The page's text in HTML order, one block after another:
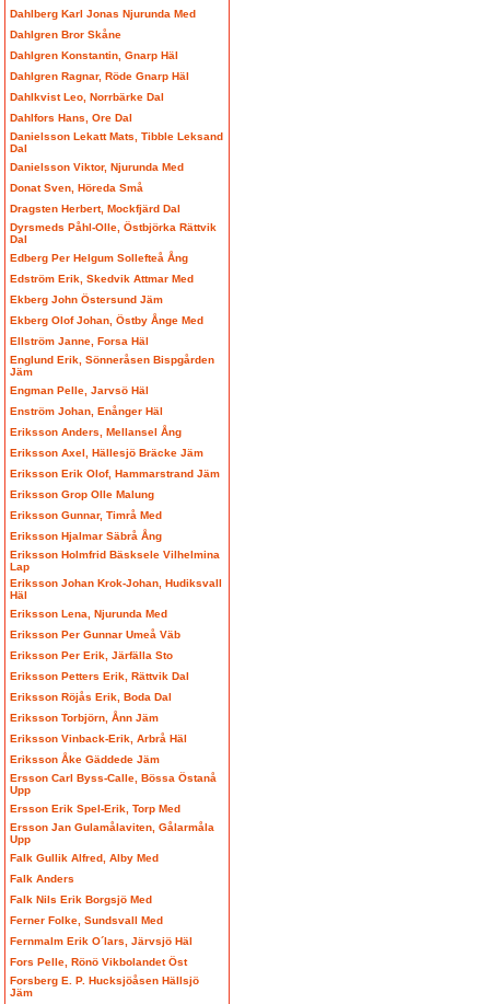
Dahlberg Karl Jonas Njurunda Med
Dahlgren Bror Skåne
Dahlgren Konstantin, Gnarp Häl
Dahlgren Ragnar, Röde Gnarp Häl
Dahlkvist Leo, Norrbärke Dal
Dahlfors Hans, Ore Dal
Danielsson Lekatt Mats, Tibble Leksand
Dal
Danielsson Viktor, Njurunda Med
Donat Sven, Höreda Små
Dragsten Herbert, Mockfjärd Dal
Dyrsmeds Påhl-Olle, Östbjörka Rättvik
Dal
Edberg Per Helgum Sollefteå Ång
Edström Erik, Skedvik Attmar Med
Ekberg John Östersund Jäm
Ekberg Olof Johan, Östby Ånge Med
Ellström Janne, Forsa Häl
Englund Erik, Sönneråsen Bispgården
Jäm
Engman Pelle, Jarvsö Häl
Enström Johan, Enånger Häl
Eriksson Anders, Mellansel Ång
Eriksson Axel, Hällesjö Bräcke Jäm
Eriksson Erik Olof, Hammarstrand Jäm
Eriksson Grop Olle Malung
Eriksson Gunnar, Timrå Med
Eriksson Hjalmar Säbrå Ång
Eriksson Holmfrid Bäsksele Vilhelmina
Lap
Eriksson Johan Krok-Johan, Hudiksvall
Häl
Eriksson Lena, Njurunda Med
Eriksson Per Gunnar Umeå Väb
Eriksson Per Erik, Järfälla Sto
Eriksson Petters Erik, Rättvik Dal
Eriksson Röjås Erik, Boda Dal
Eriksson Torbjörn, Ånn Jäm
Eriksson Vinback-Erik, Arbrå Häl
Eriksson Åke Gäddede Jäm
Ersson Carl Byss-Calle, Bössa Östanå
Upp
Ersson Erik Spel-Erik, Torp Med
Ersson Jan Gulamålaviten, Gålarmåla
Upp
Falk Gullik Alfred, Alby Med
Falk Anders
Falk Nils Erik Borgsjö Med
Ferner Folke, Sundsvall Med
Fernmalm Erik O´lars, Järvsjö Häl
Fors Pelle, Rönö Vikbolandet Öst
Forsberg E. P. Hucksjöåsen Hällsjö
Jäm